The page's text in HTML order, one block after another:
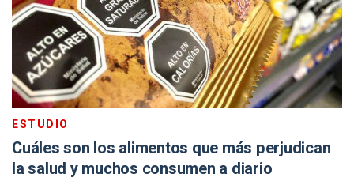
ESTUDIO
Cuáles son los alimentos que más perjudican
la salud y muchos consumen a diario